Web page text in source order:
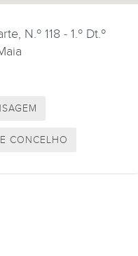
N.º 118 - 1.º Dt.º
CONCELHO